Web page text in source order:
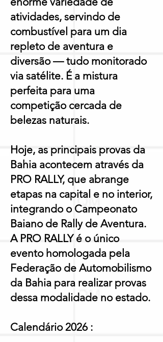
atividades, servindo de
combustível para um dia
repleto de aventura e
diversão — tudo monitorado
via satélite. É a mistura
perfeita para uma
competição cercada de
belezas naturais.
Hoje, as principais provas da
Bahia acontecem através da
PRO RALLY, que abrange
etapas na capital e no interior,
integrando o Campeonato
Baiano de Rally de Aventura.
A PRO RALLY é o único
evento homologada pela
Federação de Automobilismo
da Bahia para realizar provas
dessa modalidade no estado.
Calendário 2026 :